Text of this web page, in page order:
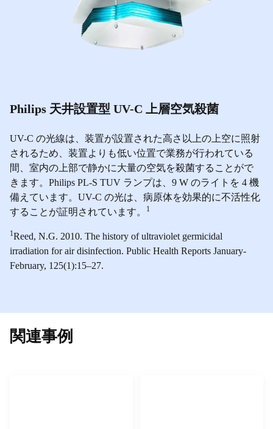
Philips 天井設置型 UV-C 上層空気殺菌
UV-C の光線は、装置が設置された高さ以上の上空に照射
されるため、装置よりも低い位置で業務が行われている
間、室内の上部で静かに大量の空気を殺菌することがで
きます。Philips PL-S TUV ランプは、9 W のライトを 4 機
備えています。UV-C の光は、病原体を効果的に不活性化
することが証明されています。
1
1Reed, N.G. 2010. The history of ultraviolet germicidal
irradiation for air disinfection. Public Health Reports January-
February, 125(1):15–27.
関連事例